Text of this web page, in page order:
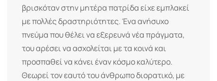
βρισκόταν στην μητέρα πατρίδα είχε εμπλακεί
με πολλές δραστηριότητες. Ένα ανήσυχο
πνεύμα που θέλει να εξερευνά νέα πράγματα,
του αρέσει να ασχολείται με τα κοινά και
προσπαθεί να κάνει έναν κόσμο καλύτερο.
Θεωρεί τον εαυτό του άνθρωπο διορατικό, με